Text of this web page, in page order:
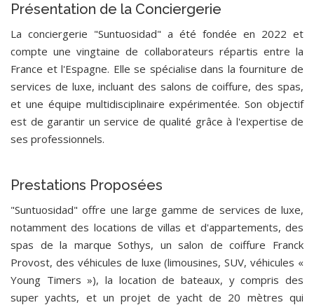
Présentation de la Conciergerie
La conciergerie "Suntuosidad" a été fondée en 2022 et
compte une vingtaine de collaborateurs répartis entre la
France et l'Espagne. Elle se spécialise dans la fourniture de
services de luxe, incluant des salons de coiffure, des spas,
et une équipe multidisciplinaire expérimentée. Son objectif
est de garantir un service de qualité grâce à l'expertise de
ses professionnels.
Prestations Proposées
"Suntuosidad" offre une large gamme de services de luxe,
notamment des locations de villas et d'appartements, des
spas de la marque Sothys, un salon de coiffure Franck
Provost, des véhicules de luxe (limousines, SUV, véhicules «
Young Timers »), la location de bateaux, y compris des
super yachts, et un projet de yacht de 20 mètres qui